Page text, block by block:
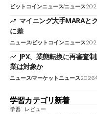
ビットコインニュースニュース
マイニング大手MARAと
に差
ニュースビットコインニュース
JPX、業態転換に再審査
業は対象か
ニュースマーケットニュース2026
学習カテゴリ新着
学習 レビュー